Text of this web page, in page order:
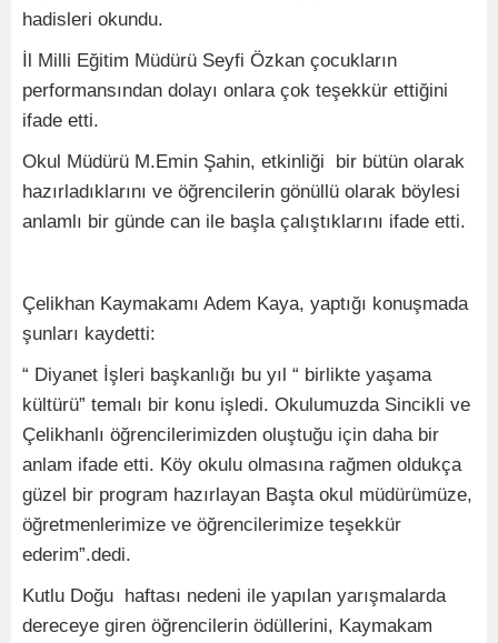
hadisleri okundu.
İl Milli Eğitim Müdürü Seyfi Özkan çocukların
performansından dolayı onlara çok teşekkür ettiğini
ifade etti.
Okul Müdürü M.Emin Şahin, etkinliği bir bütün olarak
hazırladıklarını ve öğrencilerin gönüllü olarak böylesi
anlamlı bir günde can ile başla çalıştıklarını ifade etti.
Çelikhan Kaymakamı Adem Kaya, yaptığı konuşmada
şunları kaydetti:
“ Diyanet İşleri başkanlığı bu yıl “ birlikte yaşama
kültürü” temalı bir konu işledi. Okulumuzda Sincikli ve
Çelikhanlı öğrencilerimizden oluştuğu için daha bir
anlam ifade etti. Köy okulu olmasına rağmen oldukça
güzel bir program hazırlayan Başta okul müdürümüze,
öğretmenlerimize ve öğrencilerimize teşekkür
ederim”.dedi.
Kutlu Doğu haftası nedeni ile yapılan yarışmalarda
dereceye giren öğrencilerin ödüllerini, Kaymakam